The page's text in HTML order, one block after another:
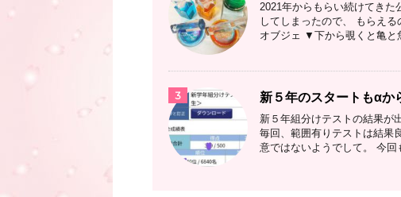
2021年からもらい続けてきた
してしまったので、 もらえ
オブジェ ▼下から覗くと亀と
3 新５年のスタートもαか
新５年組分けテストの結果が
毎回、範囲有りテストは結果
意ではないようでして。 今